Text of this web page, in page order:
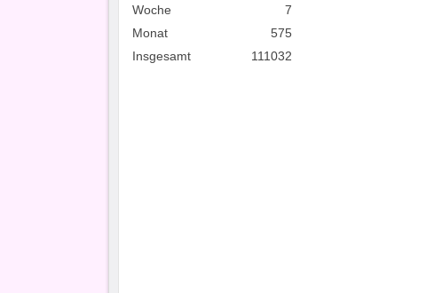
Woche
7
Monat
575
Insgesamt
111032